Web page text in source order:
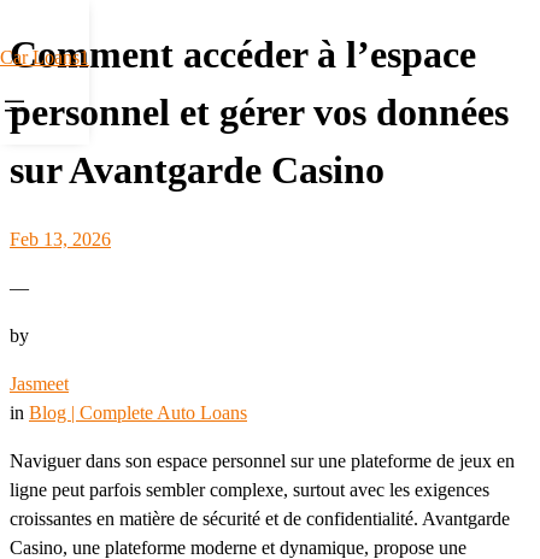
Car Loans1
Comment accéder à l’espace
personnel et gérer vos données
sur Avantgarde Casino
Feb 13, 2026
—
by
Jasmeet
in Blog | Complete Auto Loans
Naviguer dans son espace personnel sur une plateforme de jeux en
ligne peut parfois sembler complexe, surtout avec les exigences
croissantes en matière de sécurité et de confidentialité. Avantgarde
Casino, une plateforme moderne et dynamique, propose une